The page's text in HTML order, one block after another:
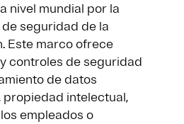
nivel mundial por la
seguridad de la
Este marco ofrece
controles de seguridad
de datos
propiedad intelectual,
empleados o